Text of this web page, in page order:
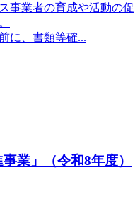
事業者の育成や活動の促
に、書類等確...
業」（令和8年度）